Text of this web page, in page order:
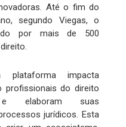
Até o fim do
segundo Viegas, o
por mais de 500
plataforma impacta
profissionais do direito
e elaboram suas
jurídicos. Esta